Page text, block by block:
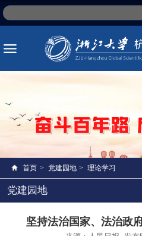
首页 > 党建园地 > 理论学习
党建园地
坚持法治国家、法治政